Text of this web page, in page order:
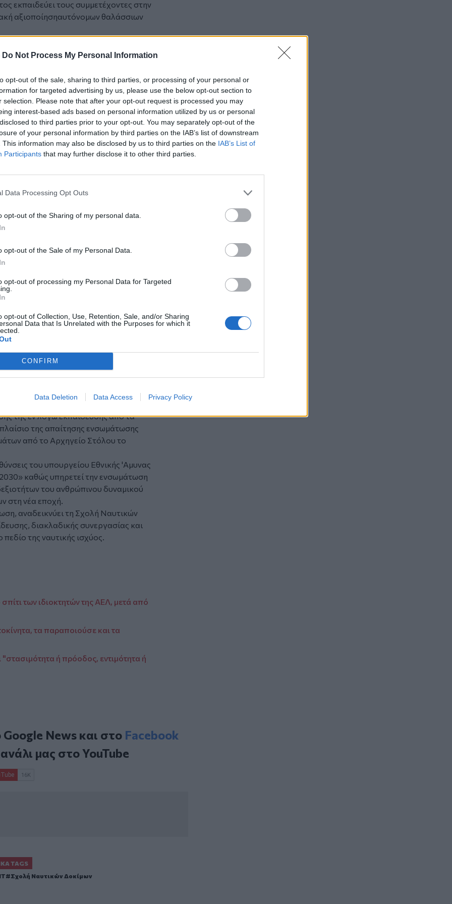
Do Not Process My Personal Information
opt-out of the sale, sharing to third parties, or processing of your personal or
for targeted advertising by us, please use the below opt-out section to
selection. Please note that after your opt-out request is processed you may
interest-based ads based on personal information utilized by us or personal
to third parties prior to your opt-out. You may separately opt-out of the
of your personal information by third parties on the IAB’s list of downstream
This information may also be disclosed by us to third parties on the IAB’s List of
Participants that may further disclose it to other third parties.
Data Processing Opt Outs
opt-out of the Sharing of my personal data.
opt-out of the Sale of my Personal Data.
opt-out of processing my Personal Data for Targeted
opt-out of Collection, Use, Retention, Sale, and/or Sharing
Data that Is Unrelated with the Purposes for which it
CONFIRM
Data Deletion Data Access Privacy Policy
εκπαιδεύει τους συμμετέχοντες στην
αξιοποίησηαυτόνομων θαλάσσιων
το τρέχον εκπαιδευτικό
Τριανταφύλλου, (Henry L. and
and Engineering at MIT), ενώ παρέστη
σκαφών επιφανείας.
με τους καθηγητές του
the Practice in the Mechanical
Bennett, Senior Lecturer στο MIT
και με τους συμμετέχοντες στην
στην ανακοίνωση, ο αρχηγός ΓΕΝ
Ναυτικών Δοκίμων υποναύαρχο
του διοικητικού συμβουλίου
ανακοίνωση, η υλοποίηση του
έχει ιδιαίτερη αξία, καθώς
της τεχνολογικής του προσαρμογής
η τεχνητή νοημοσύνη και η
πρόγραμμα, το Πολεμικό Ναυτικό
υψηλής εξειδίκευσης, ικανού να
μελλοντική αξιοποίηση αυτόνομων
επιχειρησιακές απαιτήσεις.
του εξοπλισμού και της
της παρούσας δράσης, προβλέπεται η
Δοκίμων με αντικείμενο τις
και μη επανδρωμένων
ΓΕΝ υπογράμμισε τη σημασία που
στην καινοτομία και στην
παραμέτρων ενίσχυσης της
της εν λόγω εκπαίδευσης από τα
της απαίτησης ενσωμάτωσης
από το Αρχηγείο Στόλου το
του υπουργείου Εθνικής 'Αμυνας
καθώς υπηρετεί την ενσωμάτωση
του ανθρώπινου δυναμικού
στη νέα εποχή.
αναδεικνύει τη Σχολή Ναυτικών
διακλαδικής συνεργασίας και
της ναυτικής ισχύος.
των ιδιοκτητών της ΑΕΛ, μετά από
τα παραποιούσε και τα
ή πρόοδος, εντιμότητα ή
Google Newsκαι στο Facebook
μας στοYouTube
TAGS
Σχολή Ναυτικών Δοκίμων
τραγουδοποιός Φραντσέσκο Γκουτσίνι
σοκολάτα κάνναβης και ναρκωτικά